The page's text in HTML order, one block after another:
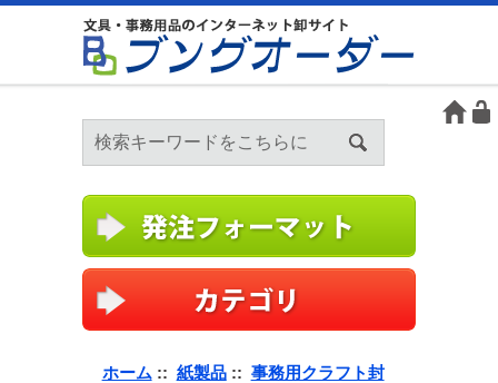
ホーム :: 紙製品:: 事務用クラフト封